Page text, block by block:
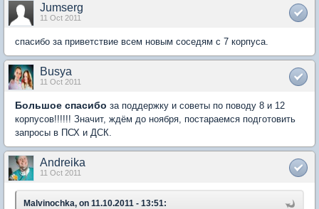
Jumserg
11 Oct 2011
спасибо за приветствие всем новым соседям с 7 корпуса.
Busya
11 Oct 2011
Большое спасибо за поддержку и советы по поводу 8 и 12
корпусов!!!!!! Значит, ждём до ноября, постараемся подготовить
запросы в ПСХ и ДСК.
Andreika
11 Oct 2011
Malvinochka, on 11.10.2011 - 13:51: